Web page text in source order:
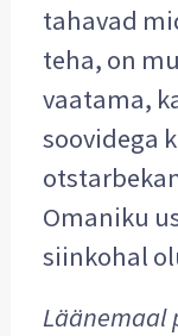
tahavad
teha, on
vaatama,
soovidega
Omaniku
siinkohal
Läänemaal